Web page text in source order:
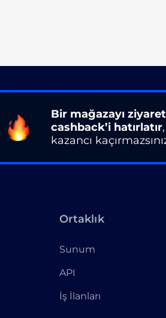
Bir mağazayı
cashback’i hatırlatır
kazancı
Ortaklık
Sunum
API
İş İlanları